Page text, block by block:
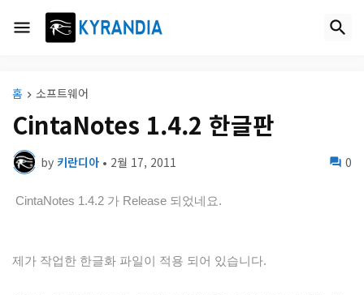
홈 소프트웨어
CintaNotes 1.4.2 한글판
by 키란디아 • 2월 17, 2011 0
CintaNotes 1.4.2 가 Release 되었네요.
제가 작업한 한글화 파일이 적용 되어 있습니다.